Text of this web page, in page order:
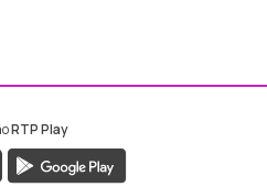
RTP Play